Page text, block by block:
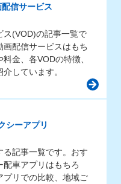
信サービス
ス(VOD)の記事一覧で
画配信サービスはもち
金、各VODの特徴、
しています。
シーアプリ
る記事一覧です。おす
配車アプリはもちろ
プリでの比較、地域ご